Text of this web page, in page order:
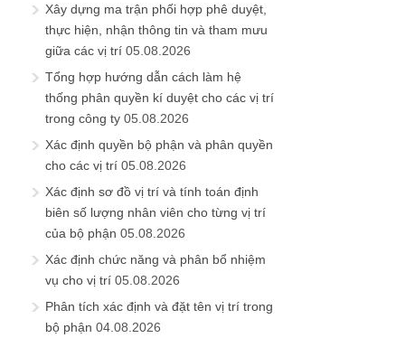
Xây dựng ma trận phối hợp phê duyệt,
thực hiện, nhận thông tin và tham mưu
giữa các vị trí 05.08.2026
Tổng hợp hướng dẫn cách làm hệ
thống phân quyền kí duyệt cho các vị trí
trong công ty 05.08.2026
Xác định quyền bộ phận và phân quyền
cho các vị trí 05.08.2026
Xác định sơ đồ vị trí và tính toán định
biên số lượng nhân viên cho từng vị trí
của bộ phận 05.08.2026
Xác định chức năng và phân bổ nhiệm
vụ cho vị trí 05.08.2026
Phân tích xác định và đặt tên vị trí trong
bộ phận 04.08.2026